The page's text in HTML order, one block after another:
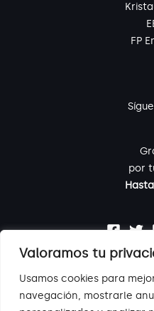
Valoramos tu
Usamos cookies para
navegación, mostrarle
FP
por